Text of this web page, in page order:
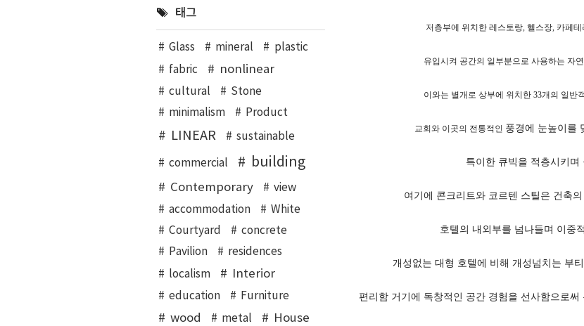
저층부에 위치한 레스토랑, 헬스장, 카페
유입시켜 공간의 일부분으로 사용하는 자
이와는 별개로 상부에 위치한 33개의 일반
교회와 이곳의 전통적인 풍경에 눈높이를
특이한 큐빅을 적층시키며
여기에 콘크리트와 코르텐 스틸은 건축
호텔의 내외부를 넘나들며 이중
개성없는 대형 호텔에 비해 개성넘치는 부
편리함 거기에 독창적인 공간 경험을 선사함으로
태그
Glass mineral
plastic
fabric
nonlinear
cultural
Stone
minimalism
Product
LINEAR sustainable
commercial building
Contemporary
view
accommodation
White
Courtyard
concrete
Pavilion
residences
localism
Interior
education Furniture
wood metal House